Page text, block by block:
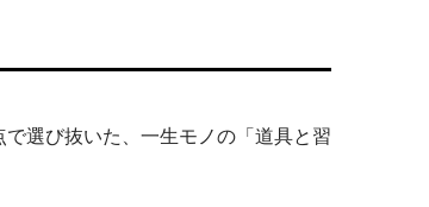
選び抜いた、一生モノの「道具と習